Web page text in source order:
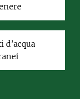
d’acqua